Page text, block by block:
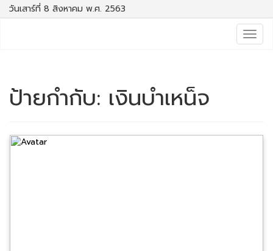
วันเสาร์ที่ 8 สิงหาคม พ.ศ. 2563
ป้ายกำกับ: เงินบำเหน็จ